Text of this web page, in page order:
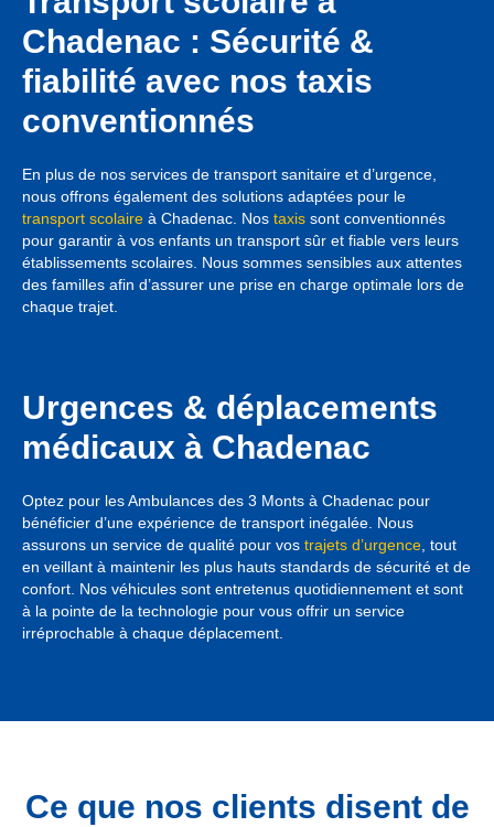
Chadenac : Sécurité &
fiabilité avec nos taxis
conventionnés
En plus de nos services de transport sanitaire et d’urgence,
nous offrons également des solutions adaptées pour le
transport scolaire à Chadenac. Nos taxis sont conventionnés
pour garantir à vos enfants un transport sûr et fiable vers leurs
établissements scolaires. Nous sommes sensibles aux attentes
des familles afin d’assurer une prise en charge optimale lors de
chaque trajet.
Urgences & déplacements
médicaux à Chadenac
Optez pour les Ambulances des 3 Monts à Chadenac pour
bénéficier d’une expérience de transport inégalée. Nous
assurons un service de qualité pour vos trajets d’urgence, tout
en veillant à maintenir les plus hauts standards de sécurité et de
confort. Nos véhicules sont entretenus quotidiennement et sont
à la pointe de la technologie pour vous offrir un service
irréprochable à chaque déplacement.
Ce que nos clients disent de